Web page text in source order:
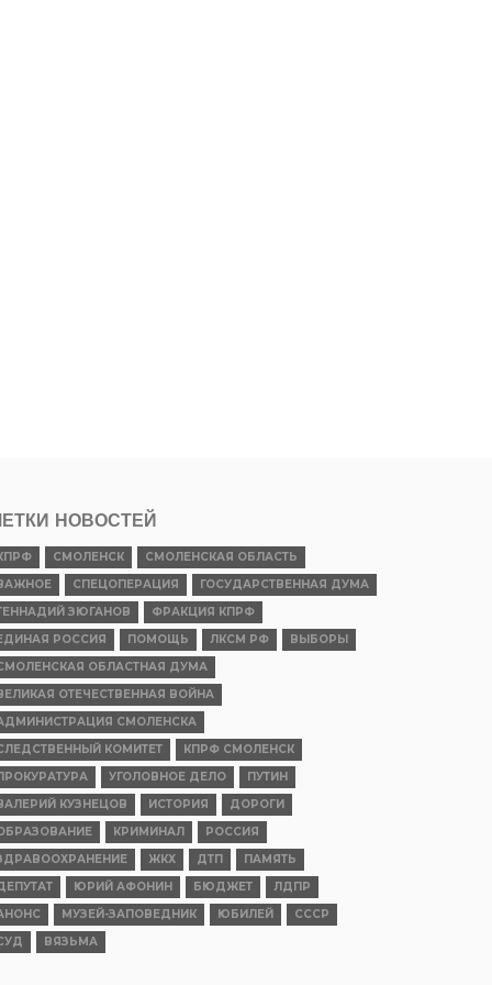
НОВОСТЕЙ
СМОЛЕНСК
СМОЛЕНСКАЯ ОБЛАСТЬ
СПЕЦОПЕРАЦИЯ
ГОСУДАРСТВЕННАЯ ДУМА
ЗЮГАНОВ
ФРАКЦИЯ КПРФ
РОССИЯ
ПОМОЩЬ ЛКСМ РФ
ВЫБОРЫ
ОБЛАСТНАЯ ДУМА
ОТЕЧЕСТВЕННАЯ ВОЙНА
СМОЛЕНСКА
КОМИТЕТ
КПРФ СМОЛЕНСК
УГОЛОВНОЕ ДЕЛО
ПУТИН
КУЗНЕЦОВ
ИСТОРИЯ
ДОРОГИ
КРИМИНАЛ
РОССИЯ
ЖКХ ДТП
ПАМЯТЬ
ЮРИЙ АФОНИН БЮДЖЕТ
ЛДПР
МУЗЕЙ-ЗАПОВЕДНИК ЮБИЛЕЙ
СССР
ВЯЗЬМА